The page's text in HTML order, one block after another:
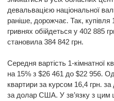
девальвацією національної
раніше, дорожчає. Так, купівля
гривнях обійдеться у 402 885
становила 384 842 грн.
Середня вартість 1-кімнатної
на 15% з $26 461 до $22 956.
квартири за курсом 16,4 грн.
за долар США. У зв’язку з цим